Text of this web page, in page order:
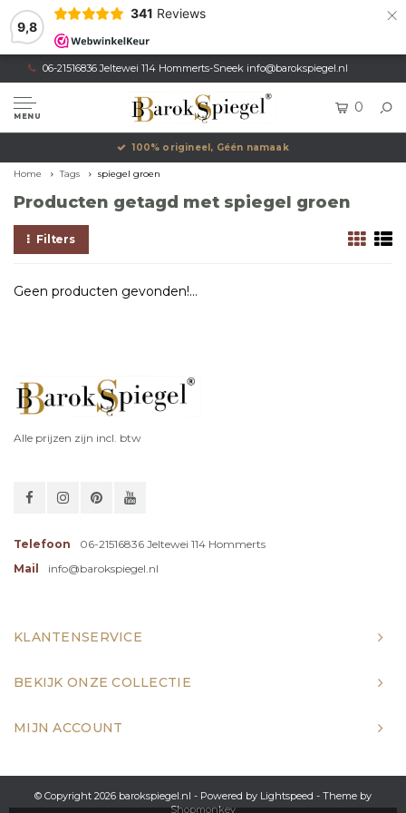
9,8
341 Reviews ×
06-21516836 Jeltewei 114 Hommerts-Sneek info@barokspiegel.nl
MENU
0
100% origineel, Géén namaak
Home Tags spiegel groen
Producten getagd met spiegel groen
Filters
Geen producten gevonden!...
Alle prijzen zijn incl. btw
Telefoon
06-21516836 Jeltewei 114 Hommerts
Mail
info@barokspiegel.nl
KLANTENSERVICE
BEKIJK ONZE COLLECTIE
MIJN ACCOUNT
© Copyright 2026 barokspiegel.nl - Powered by Lightspeed - Theme by
Shopmonkey